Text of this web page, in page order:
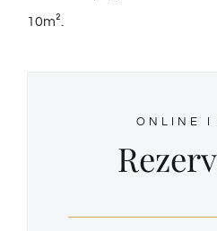
10m².
ONLINE I